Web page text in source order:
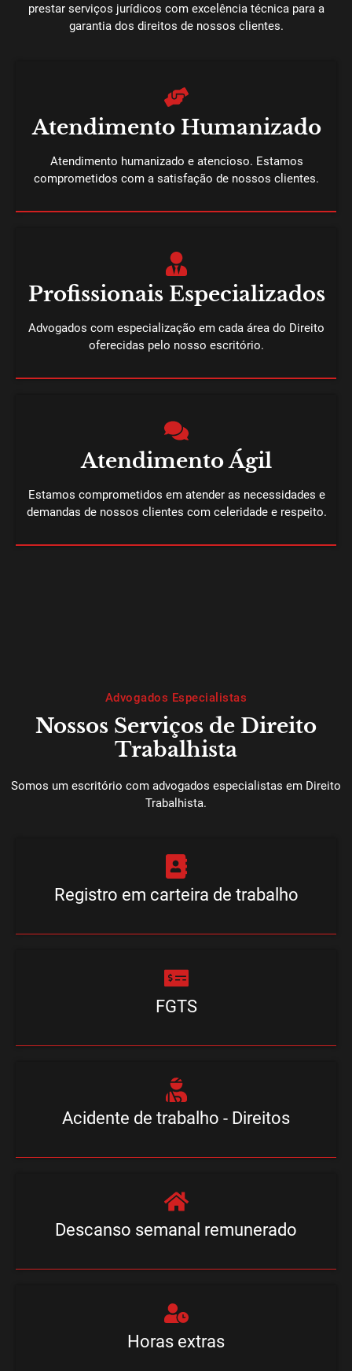
prestar serviços jurídicos com excelência técnica para a
garantia dos direitos de nossos clientes.
Atendimento Humanizado
Atendimento humanizado e atencioso. Estamos
comprometidos com a satisfação de nossos clientes.
Profissionais Especializados
Advogados com especialização em cada área do Direito
oferecidas pelo nosso escritório.
Atendimento Ágil
Estamos comprometidos em atender as necessidades e
demandas de nossos clientes com celeridade e respeito.
Advogados Especialistas
Nossos Serviços de Direito
Trabalhista
Somos um escritório com advogados especialistas em Direito
Trabalhista.
Registro em carteira de trabalho
FGTS
Acidente de trabalho - Direitos
Descanso semanal remunerado
Horas extras